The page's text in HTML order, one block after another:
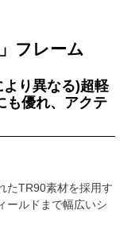
フレーム
り異なる)超軽
も優れ、アクテ
たTR90素材を採用す
ールドまで幅広いシ